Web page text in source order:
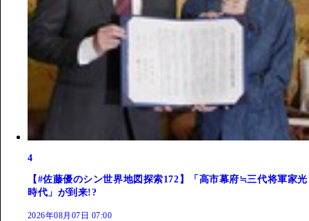
4
【#佐藤優のシン世界地図探索172】「高市幕府≒三代将軍家光
時代」が到来!?
2026年08月07日 07:00